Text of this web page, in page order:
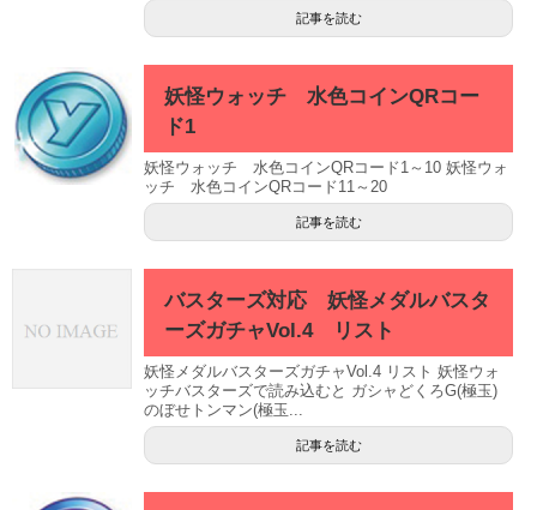
記事を読む
妖怪ウォッチ 水色コインQRコー
ド1
妖怪ウォッチ 水色コインQRコード1～10 妖怪ウォ
ッチ 水色コインQRコード11～20
記事を読む
バスターズ対応 妖怪メダルバスタ
ーズガチャVol.4 リスト
妖怪メダルバスターズガチャVol.4 リスト 妖怪ウォ
ッチバスターズで読み込むと ガシャどくろG(極玉)
のぼせトンマン(極玉...
記事を読む